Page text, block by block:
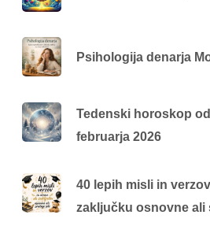
Psihologija denarja
Tedenski horoskop
februarja 2026
40 lepih misli in
zaključku osnovne ali